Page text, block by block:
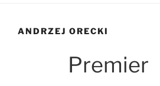
ANDRZEJ ORECKI
Premier